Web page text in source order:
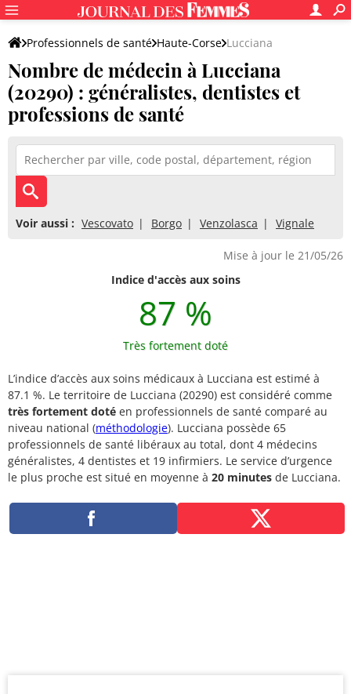
Professionnels de santé Haute-Corse Lucciana
Nombre de médecin à Lucciana
(20290) : généralistes, dentistes et
professions de santé
Voir aussi : Vescovato Borgo Venzolasca Vignale
Mise à jour le 21/05/26
Indice d'accès aux soins
87 %
Très fortement doté
L’indice d’accès aux soins médicaux à Lucciana est estimé à
87.1 %. Le territoire de Lucciana (20290) est considéré comme
très fortement doté en professionnels de santé comparé au
niveau national (méthodologie). Lucciana possède 65
professionnels de santé libéraux au total, dont 4 médecins
généralistes, 4 dentistes et 19 infirmiers. Le service d’urgence
le plus proche est situé en moyenne à 20 minutes de Lucciana.